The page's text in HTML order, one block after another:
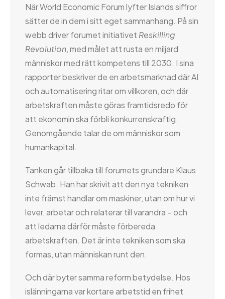
När World Economic Forum lyfter Islands siffror
sätter de in dem i sitt eget sammanhang. På sin
webb driver forumet initiativet Reskilling
Revolution, med målet att rusta en miljard
människor med rätt kompetens till 2030. I sina
rapporter beskriver de en arbetsmarknad där AI
och automatisering ritar om villkoren, och där
arbetskraften måste göras framtidsredo för
att ekonomin ska förbli konkurrenskraftig.
Genomgående talar de om människor som
humankapital.
Tanken går tillbaka till forumets grundare Klaus
Schwab. Han har skrivit att den nya tekniken
inte främst handlar om maskiner, utan om hur vi
lever, arbetar och relaterar till varandra – och
att ledarna därför måste förbereda
arbetskraften. Det är inte tekniken som ska
formas, utan människan runt den.
Och där byter samma reform betydelse. Hos
islänningarna var kortare arbetstid en frihet